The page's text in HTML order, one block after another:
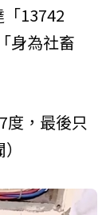
13742
身為社畜
，最後只